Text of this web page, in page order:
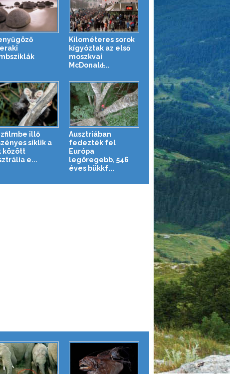
Kilométeres sorok
kígyóztak az első
moszkvai
McDonald̵...
illő
siklik a
között
e...
Ausztriában
fedezték fel
Európa
legöregebb, 546
éves bükkf...